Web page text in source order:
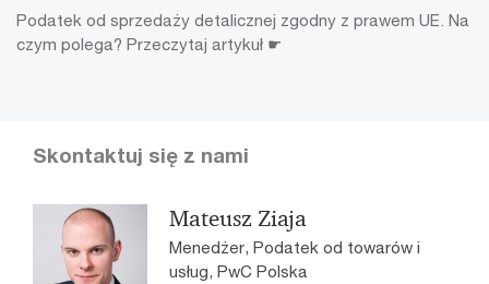
Podatek od sprzedaży detalicznej zgodny z prawem UE. Na
czym polega? Przeczytaj artykuł ☛
Skontaktuj się z nami
Mateusz Ziaja
Menedżer, Podatek od towarów i
usług, PwC Polska